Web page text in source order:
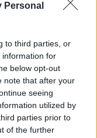
Personal
to third parties, or
information for
below opt-out
note that after your
seeing
utilized by
parties prior to
of the further
μόνο
μακροζωία
11:31